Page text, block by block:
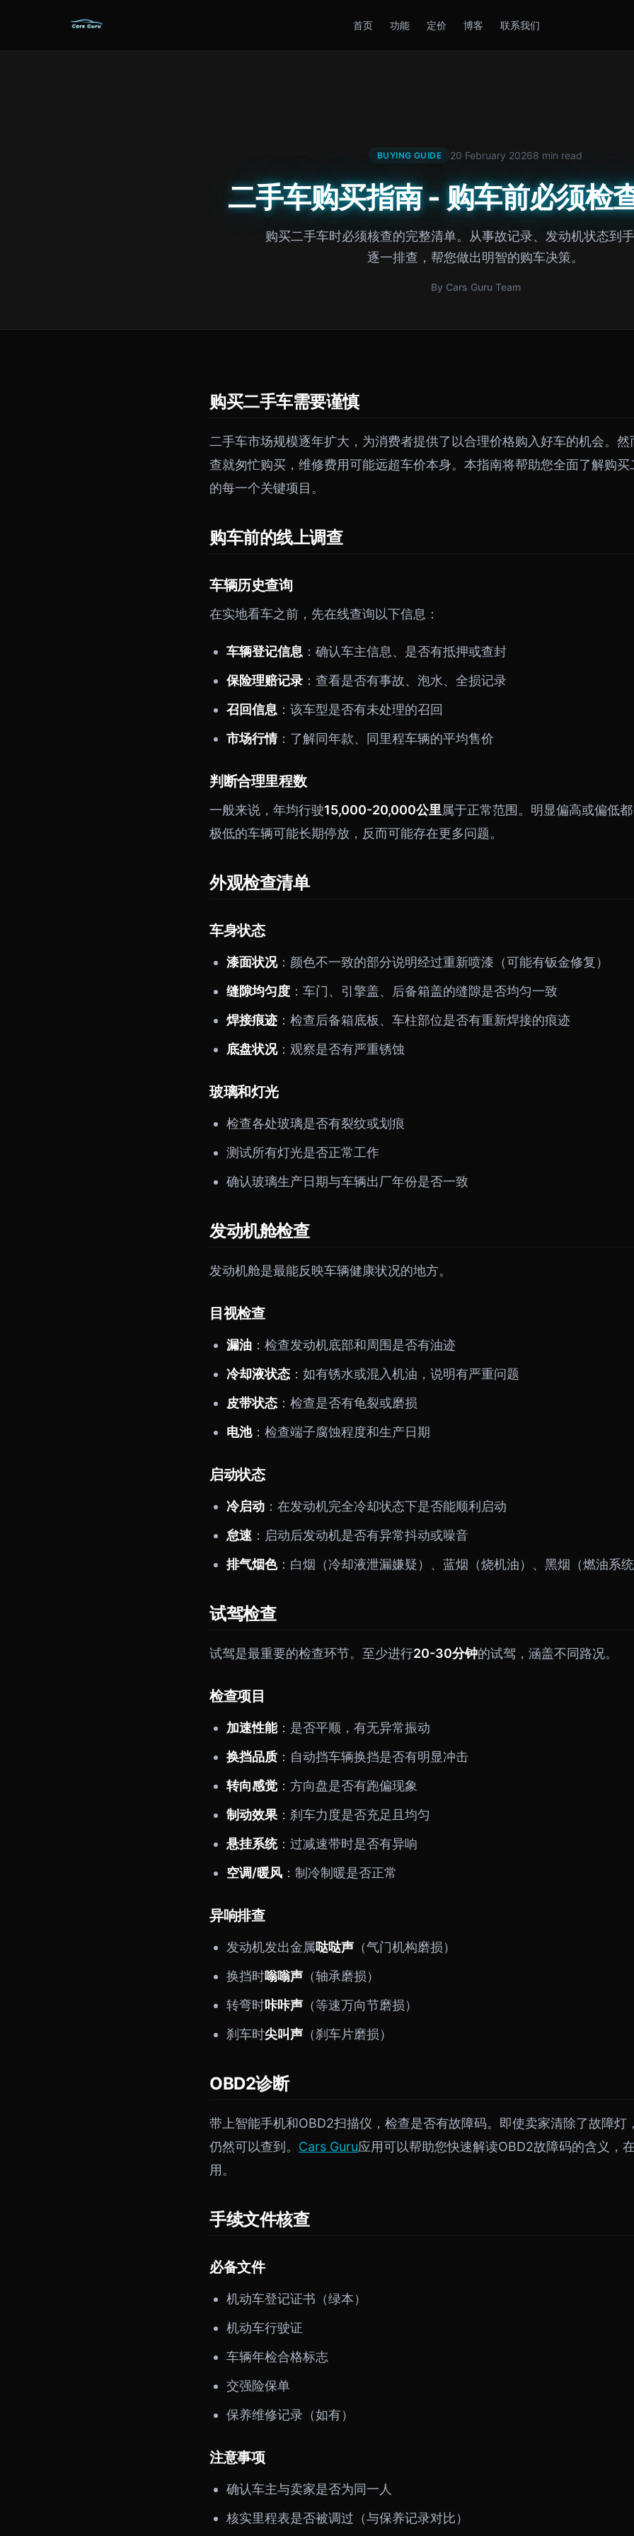
首页 功能 定价 博客 联系我们
BUYING GUIDE 20 February 20268 min read
二手车购买指南 - 购车前必须检
购买二手车时必须核查的完整清单。从事故记录、发动机状态到
逐一排查，帮您做出明智的购车决策。
By Cars Guru Team
购买二手车需要谨慎
二手车市场规模逐年扩大，为消费者提供了以合理价格购入好车的机会。
查就匆忙购买，维修费用可能远超车价本身。本指南将帮助您全面了解购
的每一个关键项目。
购车前的线上调查
车辆历史查询
在实地看车之前，先在线查询以下信息：
车辆登记信息 ：确认车主信息、是否有抵押或查封
保险理赔记录 ：查看是否有事故、泡水、全损记录
召回信息 ：该车型是否有未处理的召回
市场行情：了解同年款、同里程车辆的平均售价
判断合理里程数
一般来说，年均行驶15,000-20,000公里属于正常范围。明显偏高或偏低
极低的车辆可能长期停放，反而可能存在更多问题。
外观检查清单
车身状态
漆面状况：颜色不一致的部分说明经过重新喷漆（可能有钣金修复）
缝隙均匀度 ：车门、引擎盖、后备箱盖的缝隙是否均匀一致
焊接痕迹 ：检查后备箱底板、车柱部位是否有重新焊接的痕迹
底盘状况：观察是否有严重锈蚀
玻璃和灯光
检查各处玻璃是否有裂纹或划痕
测试所有灯光是否正常工作
确认玻璃生产日期与车辆出厂年份是否一致
发动机舱检查
发动机舱是最能反映车辆健康状况的地方。
目视检查
漏油 ：检查发动机底部和周围是否有油迹
冷却液状态 ：如有锈水或混入机油，说明有严重问题
皮带状态 ：检查是否有龟裂或磨损
电池：检查端子腐蚀程度和生产日期
启动状态
冷启动 ：在发动机完全冷却状态下是否能顺利启动
怠速 ：启动后发动机是否有异常抖动或噪音
排气烟色：白烟（冷却液泄漏嫌疑）、蓝烟（烧机油）、黑烟（燃油系
试驾检查
试驾是最重要的检查环节。至少进行20-30分钟的试驾，涵盖不同路况。
检查项目
加速性能：是否平顺，有无异常振动
换挡品质 ：自动挡车辆换挡是否有明显冲击
转向感觉：方向盘是否有跑偏现象
制动效果 ：刹车力度是否充足且均匀
悬挂系统：过减速带时是否有异响
空调/暖风 ：制冷制暖是否正常
异响排查
发动机发出金属哒哒声 （气门机构磨损）
换挡时嗡嗡声 （轴承磨损）
转弯时咔咔声 （等速万向节磨损）
刹车时尖叫声 （刹车片磨损）
OBD2诊断
带上智能手机和OBD2扫描仪，检查是否有故障码。即使卖家清除了故障灯
仍然可以查到。 Cars Guru应用可以帮助您快速解读OBD2故障码的含义，
用。
手续文件核查
必备文件
机动车登记证书（绿本）
机动车行驶证
车辆年检合格标志
交强险保单
保养维修记录（如有）
注意事项
确认车主与卖家是否为同一人
核实里程表是否被调过（与保养记录对比）